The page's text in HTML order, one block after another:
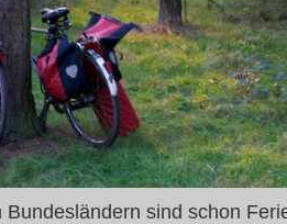
Bundesländern sind schon